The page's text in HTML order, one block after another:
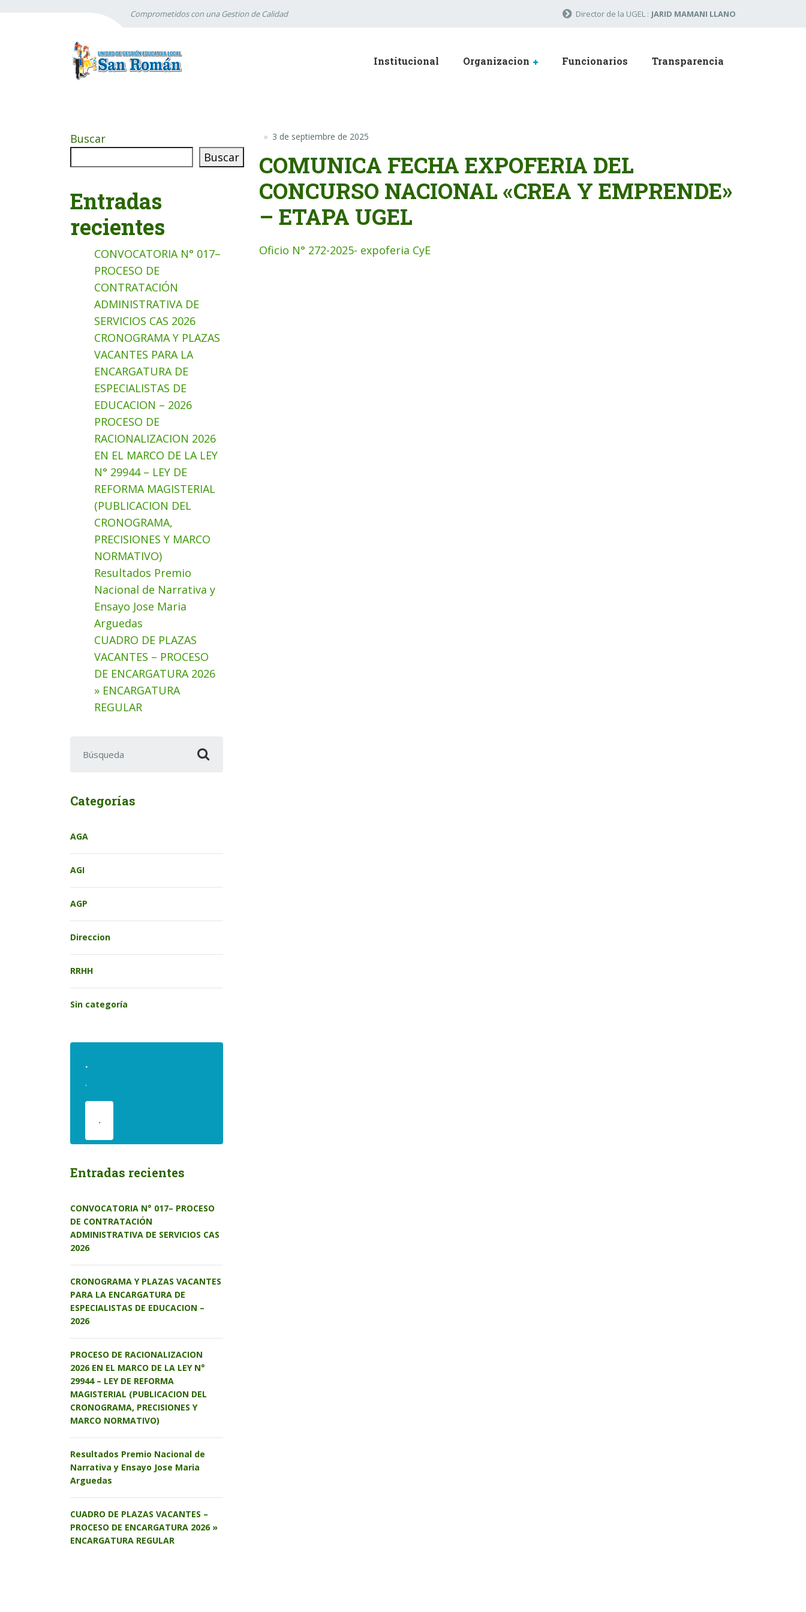
Comprometidos con una Gestion de Calidad Director de la UGEL : JARID MAMANI LLANO
Institucional Organizacion Funcionarios Transparencia
3 de septiembre de 2025
COMUNICA FECHA EXPOFERIA DEL
CONCURSO NACIONAL «CREA Y EMPRENDE»
– ETAPA UGEL
Oficio N° 272-2025- expoferia CyE
Buscar
Buscar
Entradas
recientes
CONVOCATORIA N° 017–
PROCESO DE
CONTRATACIÓN
ADMINISTRATIVA DE
SERVICIOS CAS 2026
CRONOGRAMA Y PLAZAS
VACANTES PARA LA
ENCARGATURA DE
ESPECIALISTAS DE
EDUCACION – 2026
PROCESO DE
RACIONALIZACION 2026
EN EL MARCO DE LA LEY
N° 29944 – LEY DE
REFORMA MAGISTERIAL
(PUBLICACION DEL
CRONOGRAMA,
PRECISIONES Y MARCO
NORMATIVO)
Resultados Premio
Nacional de Narrativa y
Ensayo Jose Maria
Arguedas
CUADRO DE PLAZAS
VACANTES – PROCESO
DE ENCARGATURA 2026
» ENCARGATURA
REGULAR
Categorías
AGA
AGI
AGP
Direccion
RRHH
Sin categoría
.
.
.
Entradas recientes
CONVOCATORIA N° 017– PROCESO
DE CONTRATACIÓN
ADMINISTRATIVA DE SERVICIOS CAS
2026
CRONOGRAMA Y PLAZAS VACANTES
PARA LA ENCARGATURA DE
ESPECIALISTAS DE EDUCACION –
2026
PROCESO DE RACIONALIZACION
2026 EN EL MARCO DE LA LEY N°
29944 – LEY DE REFORMA
MAGISTERIAL (PUBLICACION DEL
CRONOGRAMA, PRECISIONES Y
MARCO NORMATIVO)
Resultados Premio Nacional de
Narrativa y Ensayo Jose Maria
Arguedas
CUADRO DE PLAZAS VACANTES –
PROCESO DE ENCARGATURA 2026 »
ENCARGATURA REGULAR